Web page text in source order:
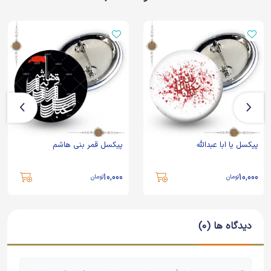
پیکسل یا ابا عبدالله
10,000تومان
پیکسل قمر بنی هاشم
10,000تومان
دیدگاه ها (0)